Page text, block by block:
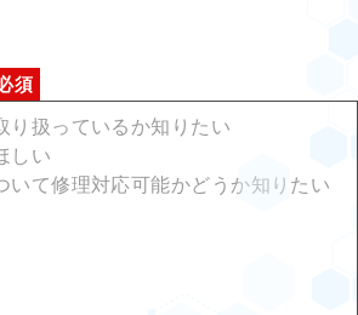
り扱っているか知りたい
しい
いて修理対応可能かどうか知りたい